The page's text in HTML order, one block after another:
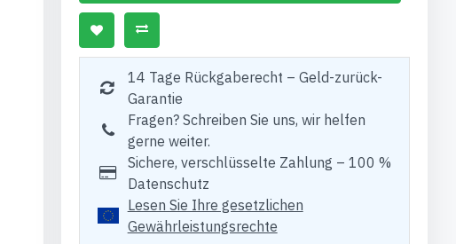
14 Tage Rückgaberecht – Geld-zurück-
Garantie
Fragen? Schreiben Sie uns, wir helfen
gerne weiter.
Sichere, verschlüsselte Zahlung – 100 %
Datenschutz
Lesen Sie Ihre gesetzlichen
Gewährleistungsrechte